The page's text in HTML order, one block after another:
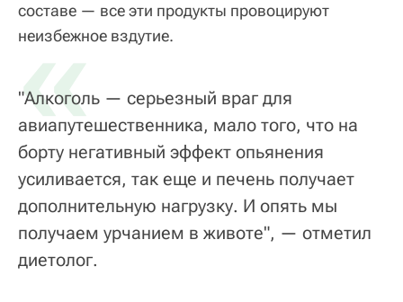
составе — все эти продукты провоцируют
неизбежное вздутие.
«
"Алкоголь — серьезный враг для
авиапутешественника, мало того, что на
борту негативный эффект опьянения
усиливается, так еще и печень получает
дополнительную нагрузку. И опять мы
получаем урчанием в животе", — отметил
диетолог.